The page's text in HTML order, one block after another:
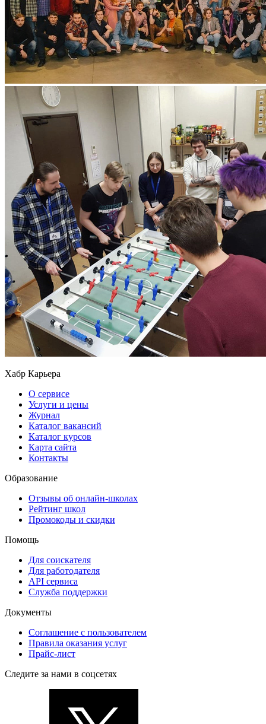
Хабр Карьера
О сервисе
Услуги и цены
Журнал
Каталог вакансий
Каталог курсов
Карта сайта
Контакты
Образование
Отзывы об онлайн-школах
Рейтинг школ
Промокоды и скидки
Помощь
Для соискателя
Для работодателя
API сервиса
Служба поддержки
Документы
Соглашение с пользователем
Правила оказания услуг
Прайс-лист
Следите за нами в соцсетях